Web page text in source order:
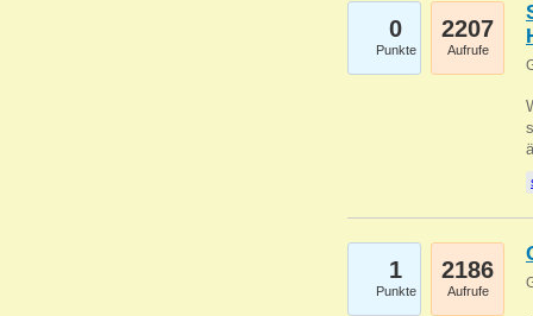
0
Punkte
2207
Aufrufe
1
Punkte
2186
Aufrufe